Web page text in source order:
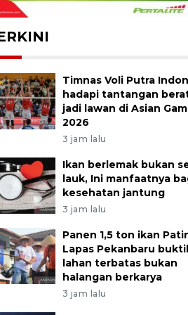
Timnas Voli Putra
hadapi tantangan
jadi lawan di Asian
2026
3 jam lalu
Ikan berlemak bukan
lauk, Ini manfaatnya
kesehatan jantung
3 jam lalu
Panen 1,5 ton ikan
Lapas Pekanbaru
lahan terbatas bukan
halangan berkarya
3 jam lalu